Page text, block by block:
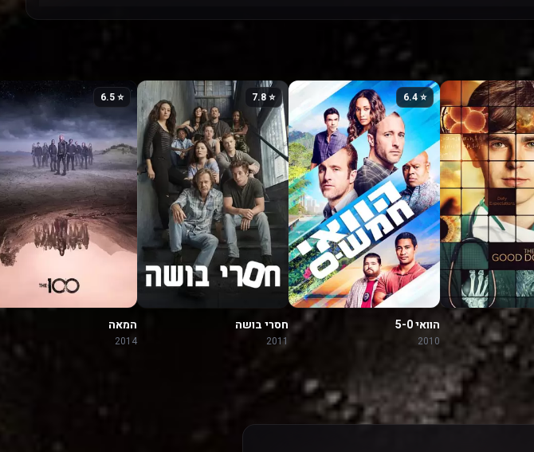
⭐ 6.4
הוואי 5-0
2010
⭐ 7.8
חסרי בושה
2011
⭐ 6.5
המאה
2014